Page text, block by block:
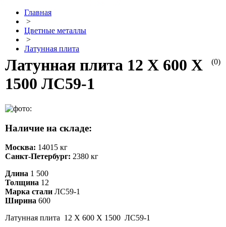
Главная
>
Цветные металлы
>
Латунная плита
(0)
Латунная плита 12 Х 600 Х
1500 ЛС59-1
Наличие на складе:
Москва: 14015 кг
Санкт-Петербург: 2380 кг
Длина 1 500
Толщина 12
Марка стали ЛС59-1
Ширина 600
Латунная плита 12 Х 600 Х 1500 ЛС59-1